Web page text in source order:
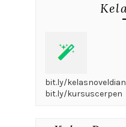
bit.ly/
bit.ly/kursuscerpen